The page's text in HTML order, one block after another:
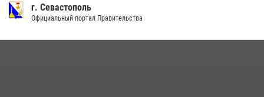
Росгвардия в Крыму и Севастополе задержала ряд
правонарушителей
г. Севастополь
Официальный портал Правительства